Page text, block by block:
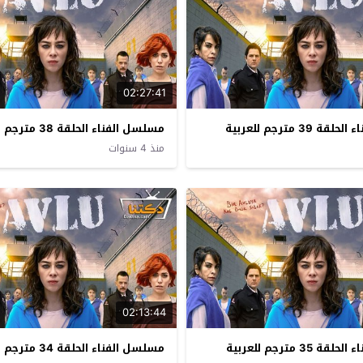
مترجم للعربية
02:27:41
مسلسل الفناء الحلقة 38 مترجم للعربية
منذ 4 سنوات
مترجم للعربية
02:13:44
مسلسل الفناء الحلقة 34 مترجم للعربية